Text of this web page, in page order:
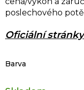
Barva
poslechového
Oficiální